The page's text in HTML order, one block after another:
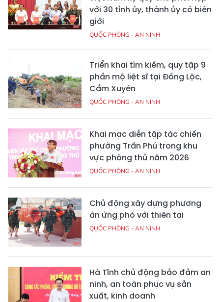
với 30 tỉnh ủy, thành ủy có biên
giới
QUỐC PHÒNG - AN NINH
Triển khai tìm kiếm, quy tập 9
phần mộ liệt sĩ tại Đồng Lộc,
Cẩm Xuyên
QUỐC PHÒNG - AN NINH
Khai mạc diễn tập tác chiến
phường Trần Phú trong khu
vực phòng thủ năm 2026
QUỐC PHÒNG - AN NINH
Chủ động xây dựng phương
án ứng phó với thiên tai
QUỐC PHÒNG - AN NINH
Hà Tĩnh chủ động bảo đảm an
ninh, an toàn phục vụ sản
xuất, kinh doanh